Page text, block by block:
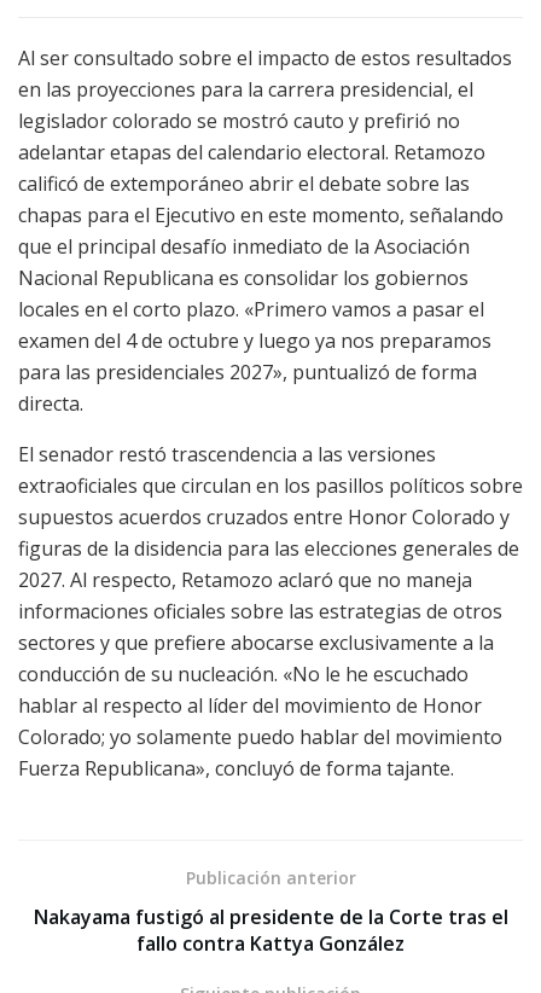
Al ser consultado sobre el impacto de estos resultados
en las proyecciones para la carrera presidencial, el
legislador colorado se mostró cauto y prefirió no
adelantar etapas del calendario electoral. Retamozo
calificó de extemporáneo abrir el debate sobre las
chapas para el Ejecutivo en este momento, señalando
que el principal desafío inmediato de la Asociación
Nacional Republicana es consolidar los gobiernos
locales en el corto plazo. «Primero vamos a pasar el
examen del 4 de octubre y luego ya nos preparamos
para las presidenciales 2027», puntualizó de forma
directa.
El senador restó trascendencia a las versiones
extraoficiales que circulan en los pasillos políticos sobre
supuestos acuerdos cruzados entre Honor Colorado y
figuras de la disidencia para las elecciones generales de
2027. Al respecto, Retamozo aclaró que no maneja
informaciones oficiales sobre las estrategias de otros
sectores y que prefiere abocarse exclusivamente a la
conducción de su nucleación. «No le he escuchado
hablar al respecto al líder del movimiento de Honor
Colorado; yo solamente puedo hablar del movimiento
Fuerza Republicana», concluyó de forma tajante.
Publicación anterior
Nakayama fustigó al presidente de la Corte tras el
fallo contra Kattya González